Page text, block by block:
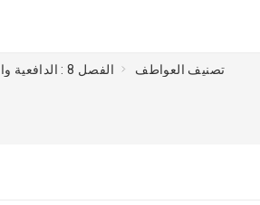
الفصل 8 : الدافعية والعاطفة تصنيف العواطف